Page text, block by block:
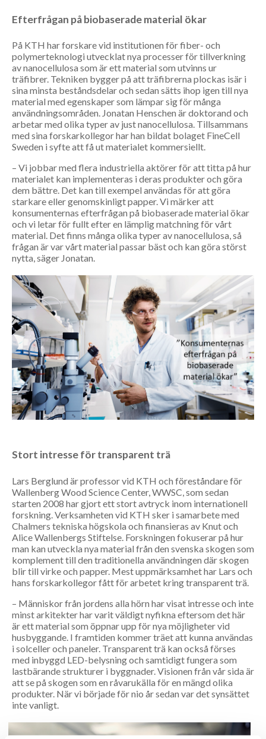
Efterfrågan på biobaserade material ökar
På KTH har forskare vid institutionen för fiber- och
polymerteknologi ut­vecklat nya processer för tillverkning
av nano­cellulosa som är ett material som utvinns ur
träfibrer. Tekniken bygger på att träfibrerna plockas isär i
sina minsta beståndsdelar och sedan sätts ihop igen till nya
material med egenskaper som lämpar sig för många
användnings­områden. Jonatan Henschen är doktorand och
arbetar med olika typer av just nanocellulosa. Tillsammans
med sina forskarkollegor har han bildat bolaget FineCell
Sweden i syfte att få ut materialet kommersiellt.
– Vi jobbar med flera industriella aktörer för att titta på hur
materialet kan implementeras i deras produkter och göra
dem bättre. Det kan till exempel användas för att göra
starkare eller genomskinligt papper. Vi märker att
konsumenternas efterfrågan på biobaserade material ökar
och vi letar för fullt efter en lämplig matchning för vårt
material. Det finns många olika typer av nanocellulosa, så
frågan är var vårt material passar bäst och kan göra störst
nytta, säger Jonatan.
Stort intresse för transparent trä
Lars Berglund är professor vid KTH och föreståndare för
Wallenberg Wood Science Center, WWSC, som sedan
starten 2008 har gjort ett stort avtryck inom internationell
forskning. Verksamheten vid KTH sker i samarbete med
Chalmers tekniska högskola och finansieras av Knut och
Alice Wallenbergs Stiftelse. Forskningen fokuserar på hur
man kan utveckla nya material från den svenska skogen som
komplement till den traditionella användningen där skogen
blir till virke och papper. Mest uppmärksamhet har Lars och
hans forskarkollegor fått för arbetet kring transparent trä.
– Människor från jordens alla hörn har visat intresse och inte
minst arkitekter har varit väldigt nyfikna eftersom det här
är ett material som öppnar upp för nya möjligheter vid
husbyggande. I framtiden kommer träet att kunna användas
i solceller och paneler. Transparent trä kan också förses
med inbyggd LED-belysning och samtidigt fungera som
lastbärande strukturer i byggnader. Visionen från vår sida är
att se på skogen som en råvarukälla för en mängd olika
produkter. När vi började för nio år sedan var det synsättet
inte vanligt.